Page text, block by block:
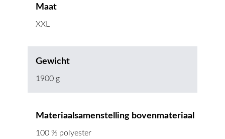
Maat
XXL
Gewicht
1900 g
Materiaalsamenstelling bovenmateriaal
100 % polyester